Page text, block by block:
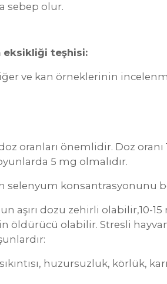
sebep olur.
eksikliği teşhisi:
ve kan örneklerinin
oranları önemlidir. Doz
5 mg olmalıdır.
selenyum konsantrasyonunu
aşırı dozu zehirli olabilir,10-
öldürücü olabilir. Stresli
huzursuzluk, körlük,